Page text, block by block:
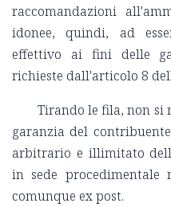
raccomandazioni
idonee, quindi, ad
effettivo ai fini delle
richieste dall'articolo 8
Tirando le fila, non
garanzia del
arbitrario e illimitato
in sede procedimentale
comunque ex post.